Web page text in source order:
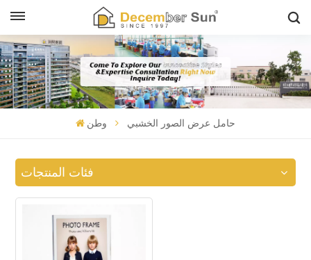
وطن حامل عرض الصور الخشبي
فئات المنتجات